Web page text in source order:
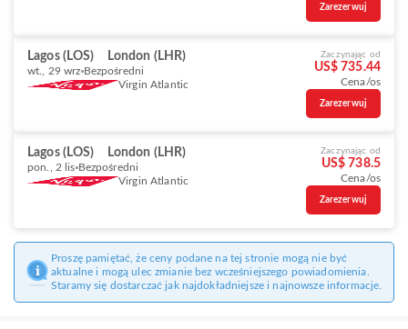
Zarezerwuj
Lagos (LOS) London (LHR)
wt., 29 wrz Bezpośredni
Virgin Atlantic
Zaczynając od
US$ 735.44
Cena/os
Zarezerwuj
Lagos (LOS) London (LHR)
pon., 2 lis Bezpośredni
Virgin Atlantic
Zaczynając od
US$ 738.5
Cena/os
Zarezerwuj
Proszę pamiętać, że ceny podane na tej stronie mogą nie być
aktualne i mogą ulec zmianie bez wcześniejszego powiadomienia.
Staramy się dostarczać jak najdokładniejsze i najnowsze informacje.